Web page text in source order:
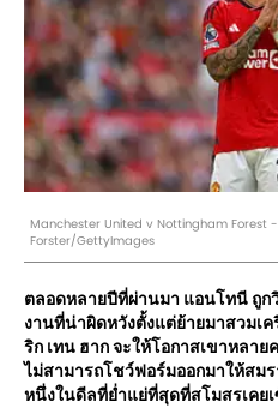
Manchester United v Nottingham Forest
Forster/GettyImages
ตลอดหลายปีที่ผ่านมา แอนโทนี ถูก
งานที่น่าผิดหวังตั้งแต่ย้ายมาสวมเ
ริก เทน ฮาก จะให้โอกาสเขาหลา
ไม่สามารถโชว์ฟอร์มออกมาให้สม
หนึ่งในดีลที่ย่ำแย่ที่สุดที่สโมสรเคย